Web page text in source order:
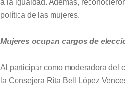
a la igualdad. Además,
política de las mujeres.
Mujeres ocupan cargos de
Al participar como moderadora del
la Consejera Rita Bell López